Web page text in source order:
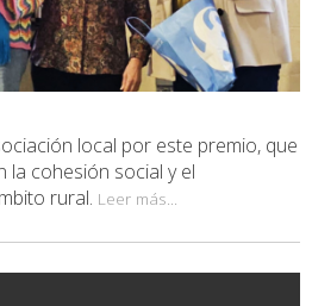
local por este premio, que
la cohesión social y el
rural. Leer más...